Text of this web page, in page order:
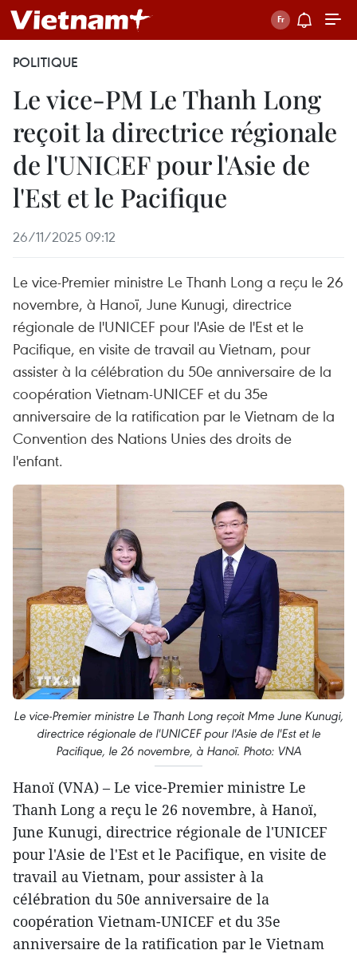
POLITIQUE
Le vice-PM Le Thanh Long
reçoit la directrice régionale
de l'UNICEF pour l'Asie de
l'Est et le Pacifique
26/11/2025 09:12
Le vice-Premier ministre Le Thanh Long a reçu le 26
novembre, à Hanoï, June Kunugi, directrice
régionale de l'UNICEF pour l'Asie de l'Est et le
Pacifique, en visite de travail au Vietnam, pour
assister à la célébration du 50e anniversaire de la
coopération Vietnam-UNICEF et du 35e
anniversaire de la ratification par le Vietnam de la
Convention des Nations Unies des droits de
l'enfant.
Le vice-Premier ministre Le Thanh Long reçoit Mme June Kunugi,
directrice régionale de l'UNICEF pour l'Asie de l'Est et le
Pacifique, le 26 novembre, à Hanoï. Photo: VNA
Hanoï (VNA) – Le vice-Premier ministre Le
Thanh Long a reçu le 26 novembre, à Hanoï,
June Kunugi, directrice régionale de l'UNICEF
pour l'Asie de l'Est et le Pacifique, en visite de
travail au Vietnam, pour assister à la
célébration du 50e anniversaire de la
coopération Vietnam-UNICEF et du 35e
anniversaire de la ratification par le Vietnam